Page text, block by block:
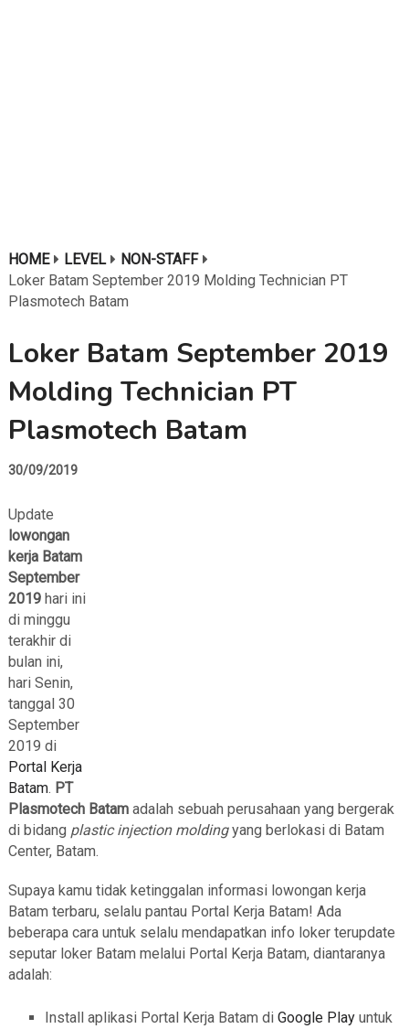
HOME LEVEL
NON-STAFF
Loker Batam September 2019 Molding Technician PT
Plasmotech Batam
Loker Batam September 2019
Molding Technician PT
Plasmotech Batam
30/09/2019
Update
lowongan
kerja Batam
September
2019hari ini
di minggu
terakhir di
bulan ini,
hari Senin,
tanggal 30
September
2019 di
Portal Kerja
Batam. PT
Plasmotech Batam adalah sebuah perusahaan yang bergerak
di bidang plastic injection moldingyang berlokasi di Batam
Center, Batam.
Supaya kamu tidak ketinggalan informasi lowongan kerja
Batam terbaru, selalu pantau Portal Kerja Batam! Ada
beberapa cara untuk selalu mendapatkan info loker terupdate
seputar loker Batam melalui Portal Kerja Batam, diantaranya
adalah:
Install aplikasi Portal Kerja Batam di Google Playuntuk